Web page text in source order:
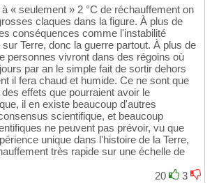
« seulement » 2 °C de réchauffement on
claques dans la figure. À plus de
conséquences comme l'instabilité
Terre, donc la guerre partout. À plus de
personnes vivront dans des régoins où
par an le simple fait de sortir dehors
il fera chaud et humide. Ce ne sont que
effets que pourraient avoir le
il en existe beaucoup d'autres
scientifique, et beaucoup
ne peuvent pas prévoir, vu que
unique dans l'histoire de la Terre,
très rapide sur une échelle de
20
3